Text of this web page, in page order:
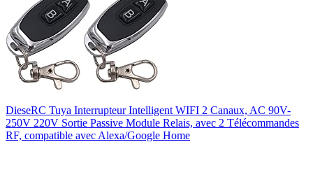
DieseRC Tuya Interrupteur Intelligent WIFI 2 Canaux, AC 90V-
250V 220V Sortie Passive Module Relais, avec 2 Télécommandes
RF, compatible avec Alexa/Google Home